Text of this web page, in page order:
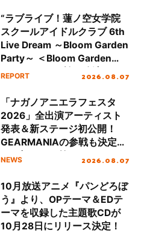
“ラブライブ！蓮ノ空女学院
スクールアイドルクラブ 6th
Live Dream ～Bloom Garden
Party～ ＜Bloom Garden
Party Stage／埼玉公演＞”
REPORT 2026.08.07
「ナガノアニエラフェスタ
2026」全出演アーティスト
発表＆新ステージ初公開！
GEARMANIAの参戦も決定
し、初となる第3ステージの
NEWS 2026.08.07
10月放送アニメ『パンどろぼ
う』より、OPテーマ＆EDテ
ーマを収録した主題歌CDが
10月28日にリリース決定！